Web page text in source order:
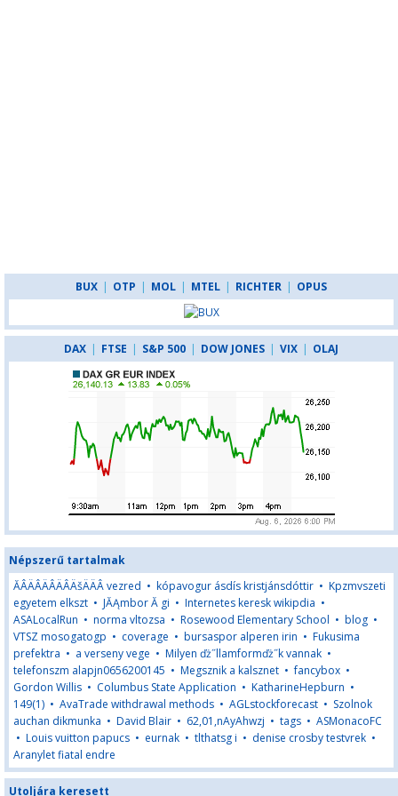
BUX | OTP | MOL | MTEL | RICHTER | OPUS
DAX | FTSE | S&P 500 | DOW JONES | VIX | OLAJ
Népszerű tartalmak
ĂÂÄÂÄÂÄÂÄšÄÄÂ vezred • kópavogur ásdís kristjánsdóttir • Kpzmvszeti
egyetem elkszt • JĂĄmbor Ă gi • Internetes keresk wikipdia •
ASALocalRun • norma vltozsa • Rosewood Elementary School • blog •
VTSZ mosogatogp • coverage • bursaspor alperen irin • Fukusima
prefektra • a verseny vege • Milyen ďż˝llamformďż˝k vannak •
telefonszm alapjn0656200145 • Megsznik a kalsznet •fancybox •
Gordon Willis • Columbus State Application • KatharineHepburn •
149(1) • AvaTrade withdrawal methods • AGLstockforecast • Szolnok
auchan dikmunka • David Blair • 62,01,nAyAhwzj • tags • ASMonacoFC
• Louis vuitton papucs • eurnak • tlthatsg i • denise crosby testvrek •
Aranylet fiatal endre
Utoljára keresett